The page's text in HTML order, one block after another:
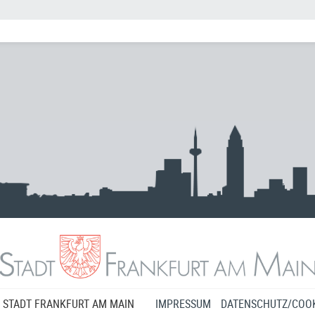
FRANKFURT AM MAIN IMPRESSUM DATENSCHUTZ/